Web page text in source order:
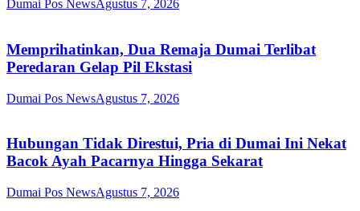
Dumai Pos NewsAgustus 7, 2026
Memprihatinkan, Dua Remaja Dumai Terlibat
Peredaran Gelap Pil Ekstasi
Dumai Pos NewsAgustus 7, 2026
Hubungan Tidak Direstui, Pria di Dumai Ini Nekat
Bacok Ayah Pacarnya Hingga Sekarat
Dumai Pos NewsAgustus 7, 2026